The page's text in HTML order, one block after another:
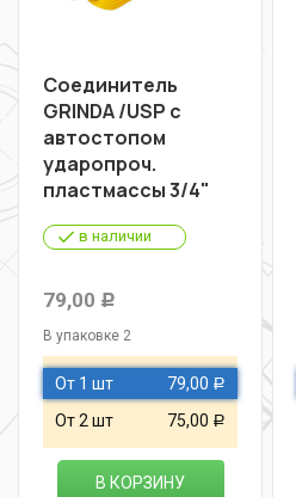
Соединитель
GRINDA /USP с
автостопом
ударопроч.
пластмассы 3/4"
в наличии
79,00 Р
В упаковке 2
От 1 шт 79,00 Р
От 2 шт 75,00 Р
В КОРЗИНУ